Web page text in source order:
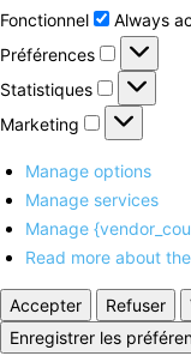
Fonctionnel
Always
Préférences
Statistiques
Marketing Marketing
Manage options
Manage services
Manage
Read more about
Accepter Refuser
Enregistrer les